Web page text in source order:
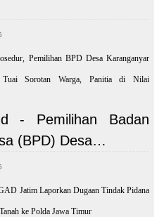
Pemilihan BPD Desa Karanganyar
Tuai Sorotan Warga, Panitia di Nilai
- Pemilihan Badan
(BPD) Desa…
Jatim Laporkan Dugaan Tindak Pidana
ke Polda Jawa Timur